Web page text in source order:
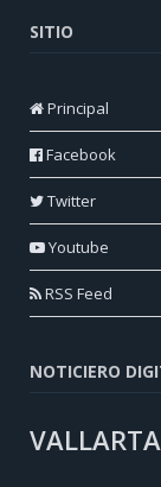
SITIO
Principal
Facebook
Twitter
Youtube
RSS Feed
NOTICIERO
VALLARTA